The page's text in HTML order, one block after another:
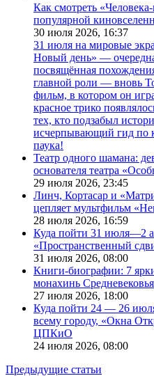
Как смотреть
популярной
30 июля 2026, 16:37
31 июля на мировые
Новый день» —
посвящённая
главной роли — вновь
фильм, в котором он
красное трико
тех, кто подзабыл
исчерпывающий гид по
паука!
Театр одного шамана:
основателя театра
29 июля 2026, 23:45
Линч, Кортасар и
цепляет мультфильм
28 июля 2026, 16:59
Куда пойти 31 июля—2
«Пространственный
31 июля 2026, 08:00
Книги-биографии: 7
монахинь
27 июля 2026, 18:00
Куда пойти 24 — 26
всему городу, «Окна
ЦПКиО
24 июля 2026, 08:00
Предыдущие статьи